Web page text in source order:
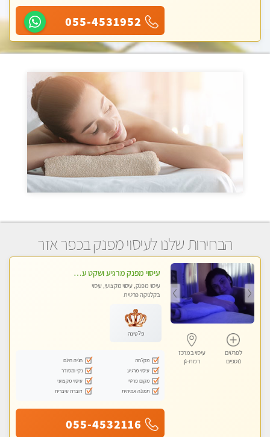
055-4531952
הבחירות שלנו לעיסוי מפנק בכפר אזר
לפרטים
נוספים
עיסוי במרכז
רמת-גן
עיסוי מפנק מרגיע ושקט עיסוי מושקע מאוד לכל שרירי הגוף...מומלץ!! פרטי !!
עיסוי מפנק, עיסוי מקצועי, עיסוי
בקלניקה פרטית
פלטינה
מקלחת
חניה חינם
עיסוי מרגיע
נקי ומסודר
מקום פרטי
עיסוי מקצועי
תמונה אמיתית
דוברת עיברית
055-4532116